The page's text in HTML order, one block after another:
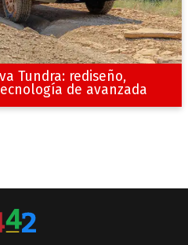
Tundra: rediseño,
de avanzada